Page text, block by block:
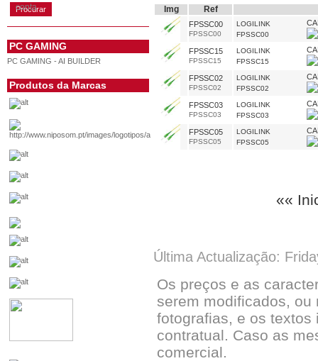
conta
PC GAMING
PC GAMING - AI BUILDER
Produtos da Marcas
Img Ref
FPSSC00
FPSSC00
LOGILINK
FPSSC00
FPSSC15
FPSSC15
LOGILINK
FPSSC15
FPSSC02
FPSSC02
LOGILINK
FPSSC02
FPSSC03
FPSSC03
LOGILINK
FPSSC03
FPSSC05
FPSSC05
LOGILINK
FPSSC05
««
Última Actualização:
Os preços e as
serem modificados, ou
fotografias, e os
contratual. Caso as
comercial.